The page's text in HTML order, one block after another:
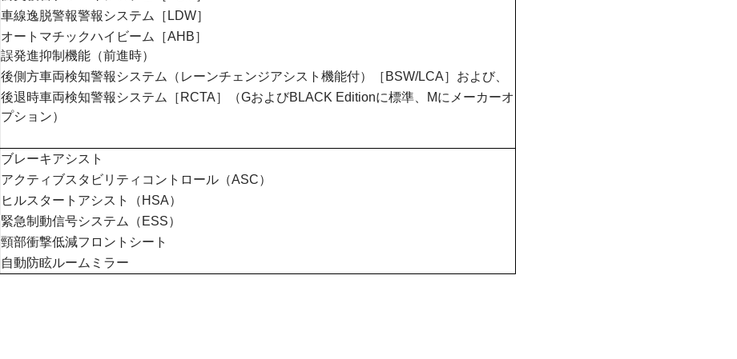
車線逸脱警報警報システム［LDW］
オートマチックハイビーム［AHB］
誤発進抑制機能（前進時）
後側方車両検知警報システム（レーンチェンジアシスト機能付）［BSW/LCA］および、
後退時車両検知警報システム［RCTA］（GおよびBLACK Editionに標準、Mにメーカーオ
プション）
ブレーキアシスト
アクティブスタビリティコントロール（ASC）
ヒルスタートアシスト（HSA）
緊急制動信号システム（ESS）
頸部衝撃低減フロントシート
自動防眩ルームミラー